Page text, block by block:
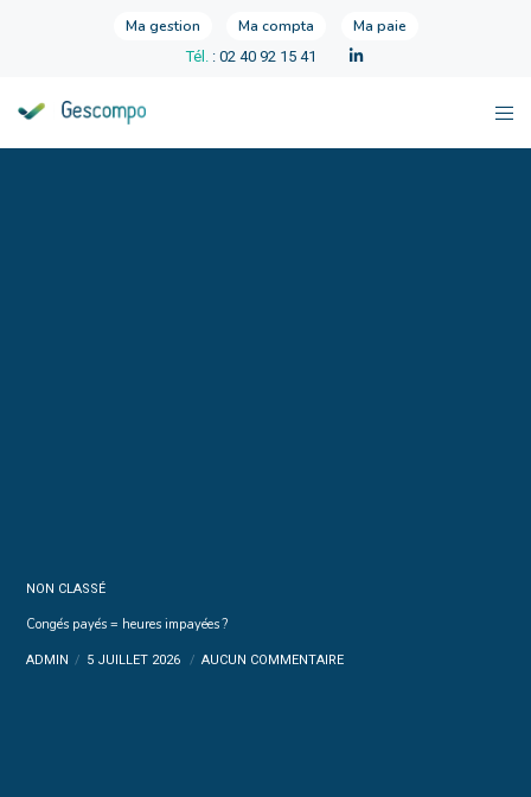
Ma gestion Ma compta Ma paie
Tél. : 02 40 92 15 41
NON CLASSÉ
Congés payés = heures impayées ?
ADMIN 5 JUILLET 2026 AUCUN COMMENTAIRE